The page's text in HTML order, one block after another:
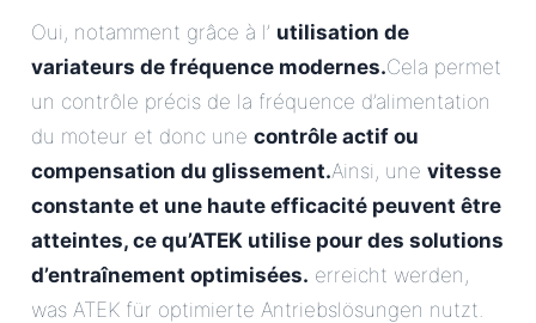
Oui, notamment grâce à l’ utilisation de
variateurs de fréquence modernes.Cela permet
un contrôle précis de la fréquence d’alimentation
du moteur et donc une contrôle actif ou
compensation du glissement.Ainsi, une vitesse
constante et une haute efficacité peuvent être
atteintes, ce qu’ATEK utilise pour des solutions
d’entraînement optimisées. erreicht werden,
was ATEK für optimierte Antriebslösungen nutzt.